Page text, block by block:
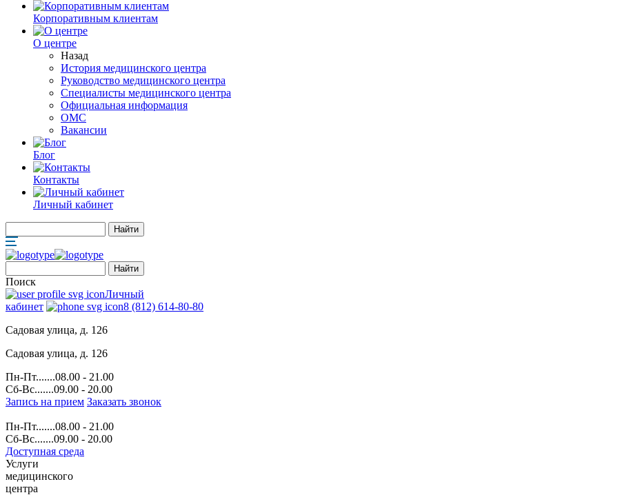
Корпоративным клиентам
О центре
Назад
История медицинского центра
Руководство медицинского центра
Специалисты медицинского центра
Официальная информация
ОМС
Вакансии
Блог
Контакты
Личный кабинет
Поиск
Личный
кабинет
8 (812) 614-80-80
Садовая улица, д. 126
Садовая улица, д. 126
Пн-Пт.......08.00 - 21.00
Сб-Вс.......09.00 - 20.00
Запись на прием Заказать звонок
Пн-Пт.......08.00 - 21.00
Сб-Вс.......09.00 - 20.00
Доступная среда
Услуги
медицинского
центра